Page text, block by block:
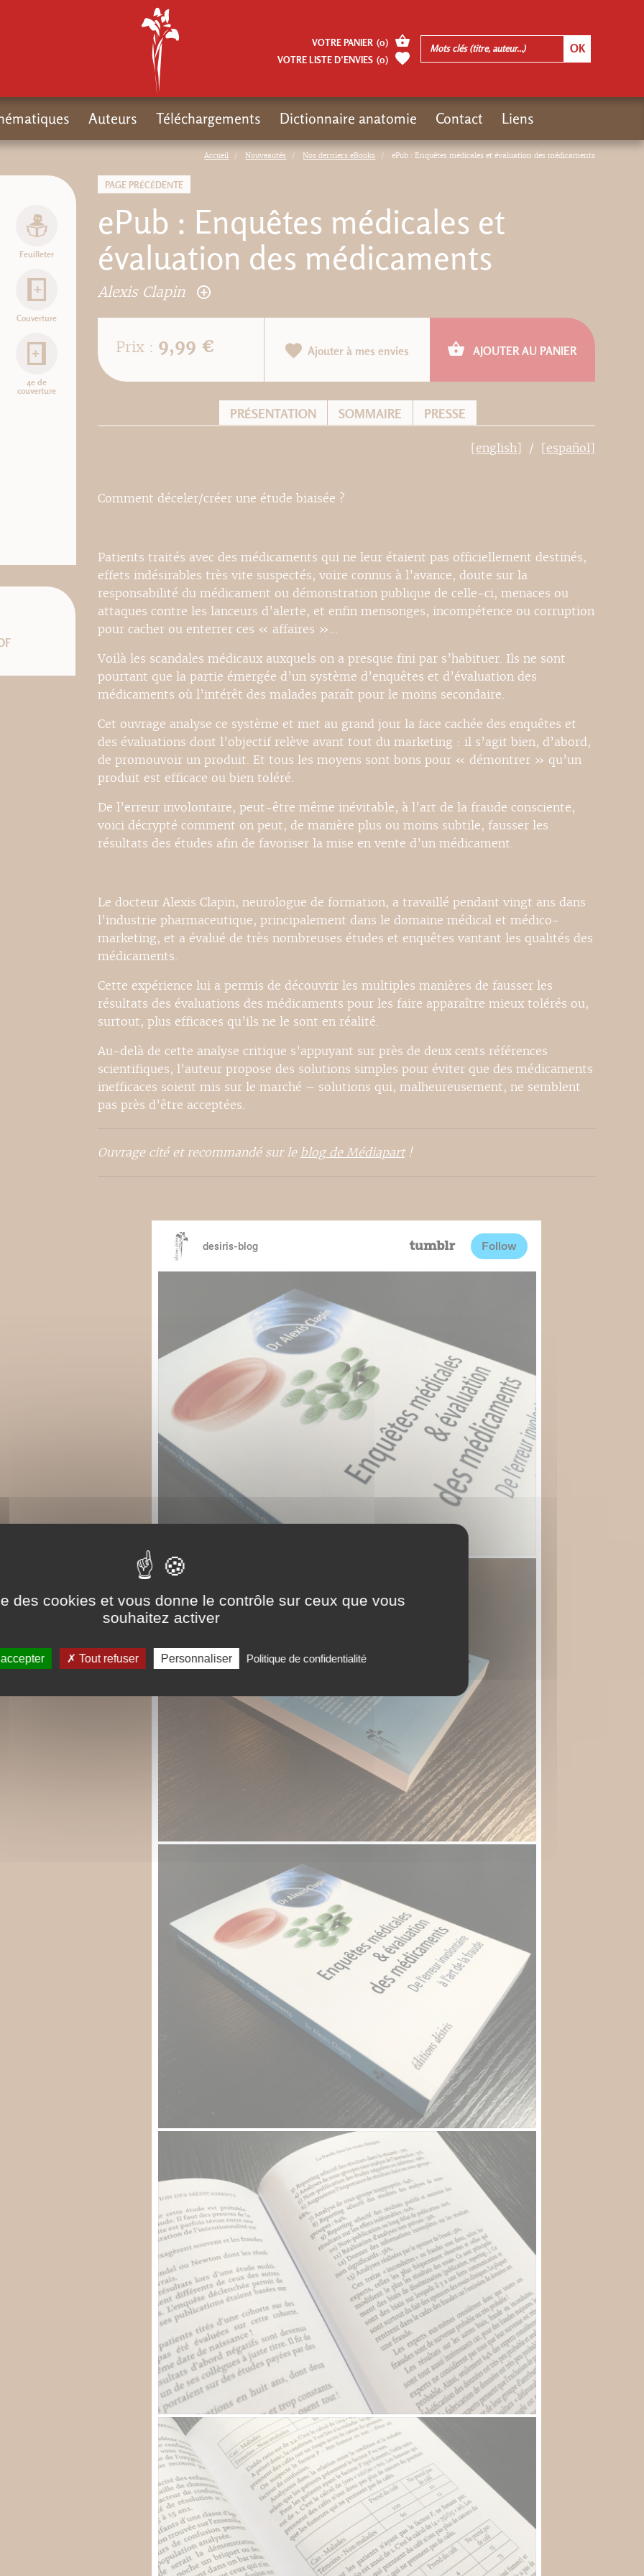
Accueil Nouveautés Nos derniers eBooks ePub : Enquêtes médicales et évaluation des médicaments
PAGE PRÉCÉDENTE
ePub : Enquêtes médicales et
évaluation des médicaments
Alexis Clapin
Feuilleter
Couverture
4e de
couverture
Prix : 9,99 € Ajouter à mes envies AJOUTER AU PANIER
PRÉSENTATION SOMMAIRE PRESSE
[english] [español]
Comment déceler/créer une étude biaisée ?
Patients traités avec des médicaments qui ne leur étaient pas officiellement destinés,
effets indésirables très vite suspectés, voire connus à l’avance, doute sur la
responsabilité du médicament ou démonstration publique de celle-ci, menaces ou
attaques contre les lanceurs d’alerte, et enfin mensonges, incompétence ou corruption
pour cacher ou enterrer ces « affaires »…
Voilà les scandales médicaux auxquels on a presque fini par s’habituer. Ils ne sont
pourtant que la partie émergée d’un système d’enquêtes et d’évaluation des
médicaments où l’intérêt des malades paraît pour le moins secondaire.
Cet ouvrage analyse ce système et met au grand jour la face cachée des enquêtes et
des évaluations dont l’objectif relève avant tout du marketing : il s’agit bien, d’abord,
de promouvoir un produit. Et tous les moyens sont bons pour « démontrer » qu’un
produit est efficace ou bien toléré.
De l’erreur involontaire, peut-être même inévitable, à l’art de la fraude consciente,
voici décrypté comment on peut, de manière plus ou moins subtile, fausser les
résultats des études afin de favoriser la mise en vente d’un médicament.
Le docteur Alexis Clapin, neurologue de formation, a travaillé pendant vingt ans dans
l’industrie pharmaceutique, principalement dans le domaine médical et médico-
marketing, et a évalué de très nombreuses études et enquêtes vantant les qualités des
médicaments.
Cette expérience lui a permis de découvrir les multiples manières de fausser les
résultats des évaluations des médicaments pour les faire apparaître mieux tolérés ou,
surtout, plus efficaces qu’ils ne le sont en réalité.
Au-delà de cette analyse critique s’appuyant sur près de deux cents références
scientifiques, l’auteur propose des solutions simples pour éviter que des médicaments
inefficaces soient mis sur le marché – solutions qui, malheureusement, ne semblent
pas près d’être acceptées.
Ouvrage cité et recommandé sur le blog de Médiapart!
VOTRE PANIER (0)
VOTRE LISTE D’ENVIES (0)
Auteurs Téléchargements Dictionnaire anatomie Contact Liens
des cookies et vous donne le contrôle sur ceux que vous
souhaitez activer
Tout refuser Personnaliser Politique de confidentialité